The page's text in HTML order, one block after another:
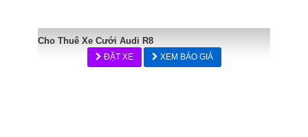
Cho Thuê Xe Cưới Audi R8
ĐẶT XE XEM BÁO GIÁ